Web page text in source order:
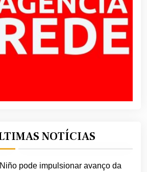
NOTÍCIAS
pode impulsionar avanço da